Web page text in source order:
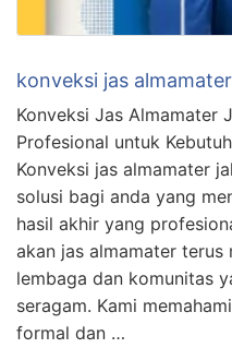
konveksi jas
Konveksi Jas Almamater
Profesional untuk
Konveksi jas almamater
solusi bagi anda yang
hasil akhir yang
akan jas almamater terus
lembaga dan komunitas
seragam. Kami
formal dan …